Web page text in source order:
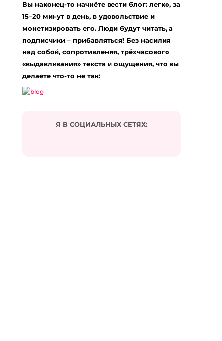
Вы наконец-то начнёте вести блог: легко, за
15–20 минут в день, в удовольствие и
монетизировать его. Люди будут читать, а
подписчики – прибавляться! Без насилия
над собой, сопротивления, трёхчасового
«выдавливания» текста и ощущения, что вы
делаете что-то не так:
Я В СОЦИАЛЬНЫХ СЕТЯХ: